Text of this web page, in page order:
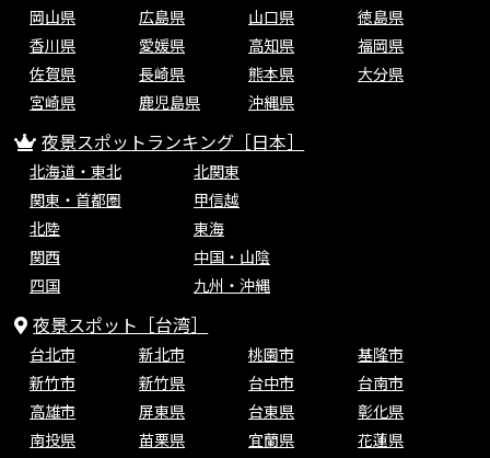
岡山県
広島県 山口県
徳島県
香川県
愛媛県 高知県
福岡県
佐賀県
長崎県 熊本県
大分県
宮崎県
鹿児島県 沖縄県
夜景スポットランキング［日本］
北海道・東北
北関東
関東・首都圏
甲信越
北陸
東海
関西
中国・山陰
四国
九州・沖縄
夜景スポット［台湾］
台北市 新北市 桃園市
基隆市
新竹市
新竹県 台中市
台南市
高雄市
屏東県 台東県
彰化県
南投県
苗栗県 宜蘭県
花蓮県